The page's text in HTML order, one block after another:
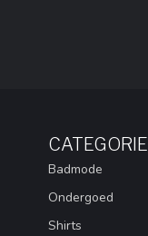
Badmode
Ondergoed
Shirts